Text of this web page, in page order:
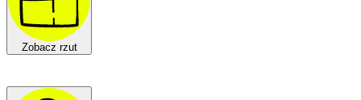
Zobacz rzut